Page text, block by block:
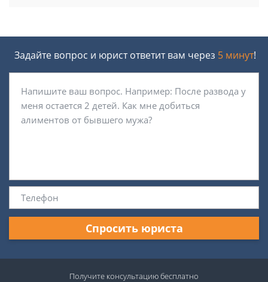
Задайте вопрос и юрист ответит вам через 5 минут!
Спросить юриста
Получите консультациюбесплатно